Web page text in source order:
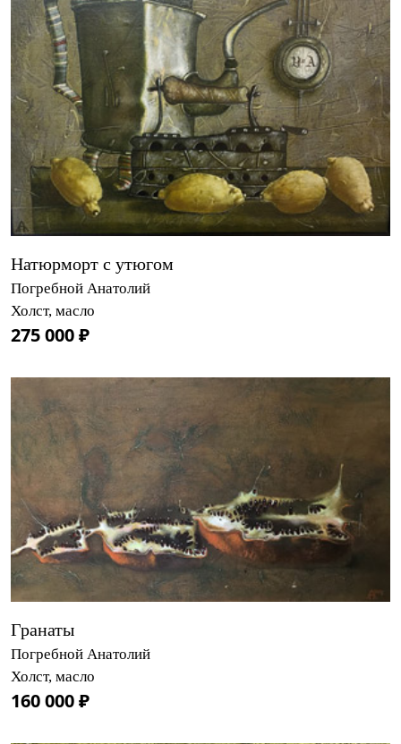
Натюрморт с утюгом
Погребной Анатолий
Холст, масло
275 000 ₽
Гранаты
Погребной Анатолий
Холст, масло
160 000 ₽